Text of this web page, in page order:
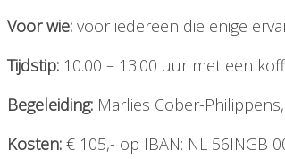
Voor wie: voor iedereen die enige
Tijdstip: 10.00 – 13.00 uur met een
Begeleiding: Marlies Cober-
Kosten: € 105,- op IBAN: NL 56INGB